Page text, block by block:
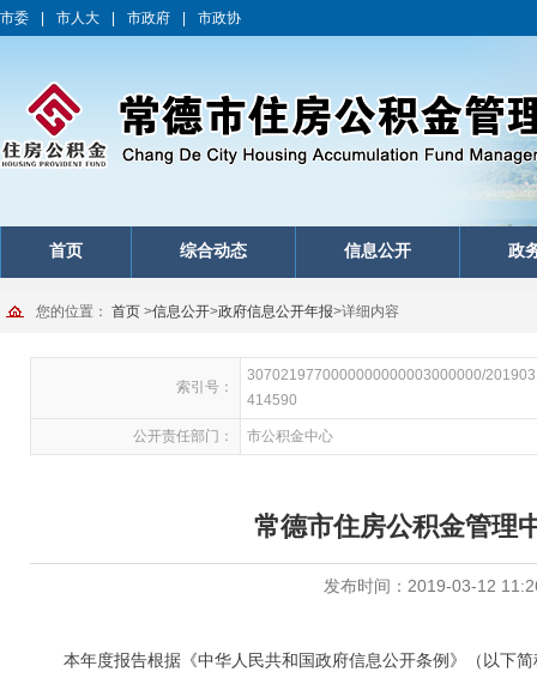
市委 市人大 市政府 市政协
首页 综合动态 信息公开 政
您的位置： 首页 >信息公开>政府信息公开年报>详细内容
索引号：
3070219770000000000003000000/
414590
公开责任部门： 市公积金中心
常德市住房公积金管理
发布时间：2019-03-12
本年度报告根据《中华人民共和国政府信息公开条例》（以下简